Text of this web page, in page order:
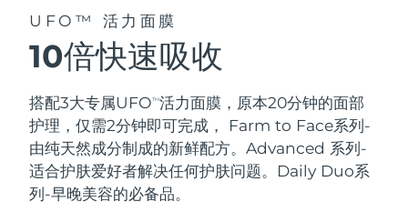
UFO™ 活力面膜
10倍快速吸收
搭配3大专属UFOTM活力面膜，原本20分钟的面部
护理，仅需2分钟即可完成，
Farm to Face系列-
由纯天然成分制成的新鲜配方。Advanced 系列-
适合护肤爱好者解决任何护肤问题。Daily Duo系
列-早晚美容的必备品。